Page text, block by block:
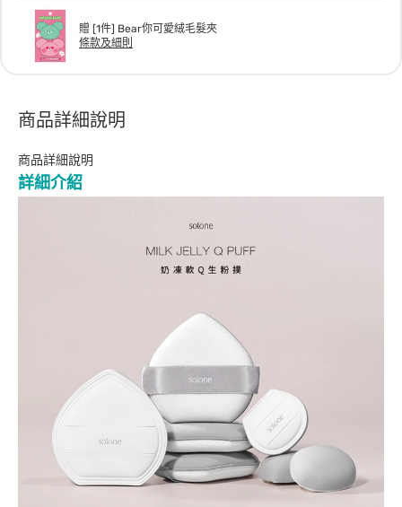
贈 [1件] Bear你可愛絨毛髮夾
條款及細則
商品詳細說明
商品詳細說明
詳細介紹